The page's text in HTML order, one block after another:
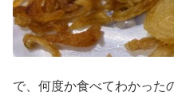
で、何度か食べてわかった